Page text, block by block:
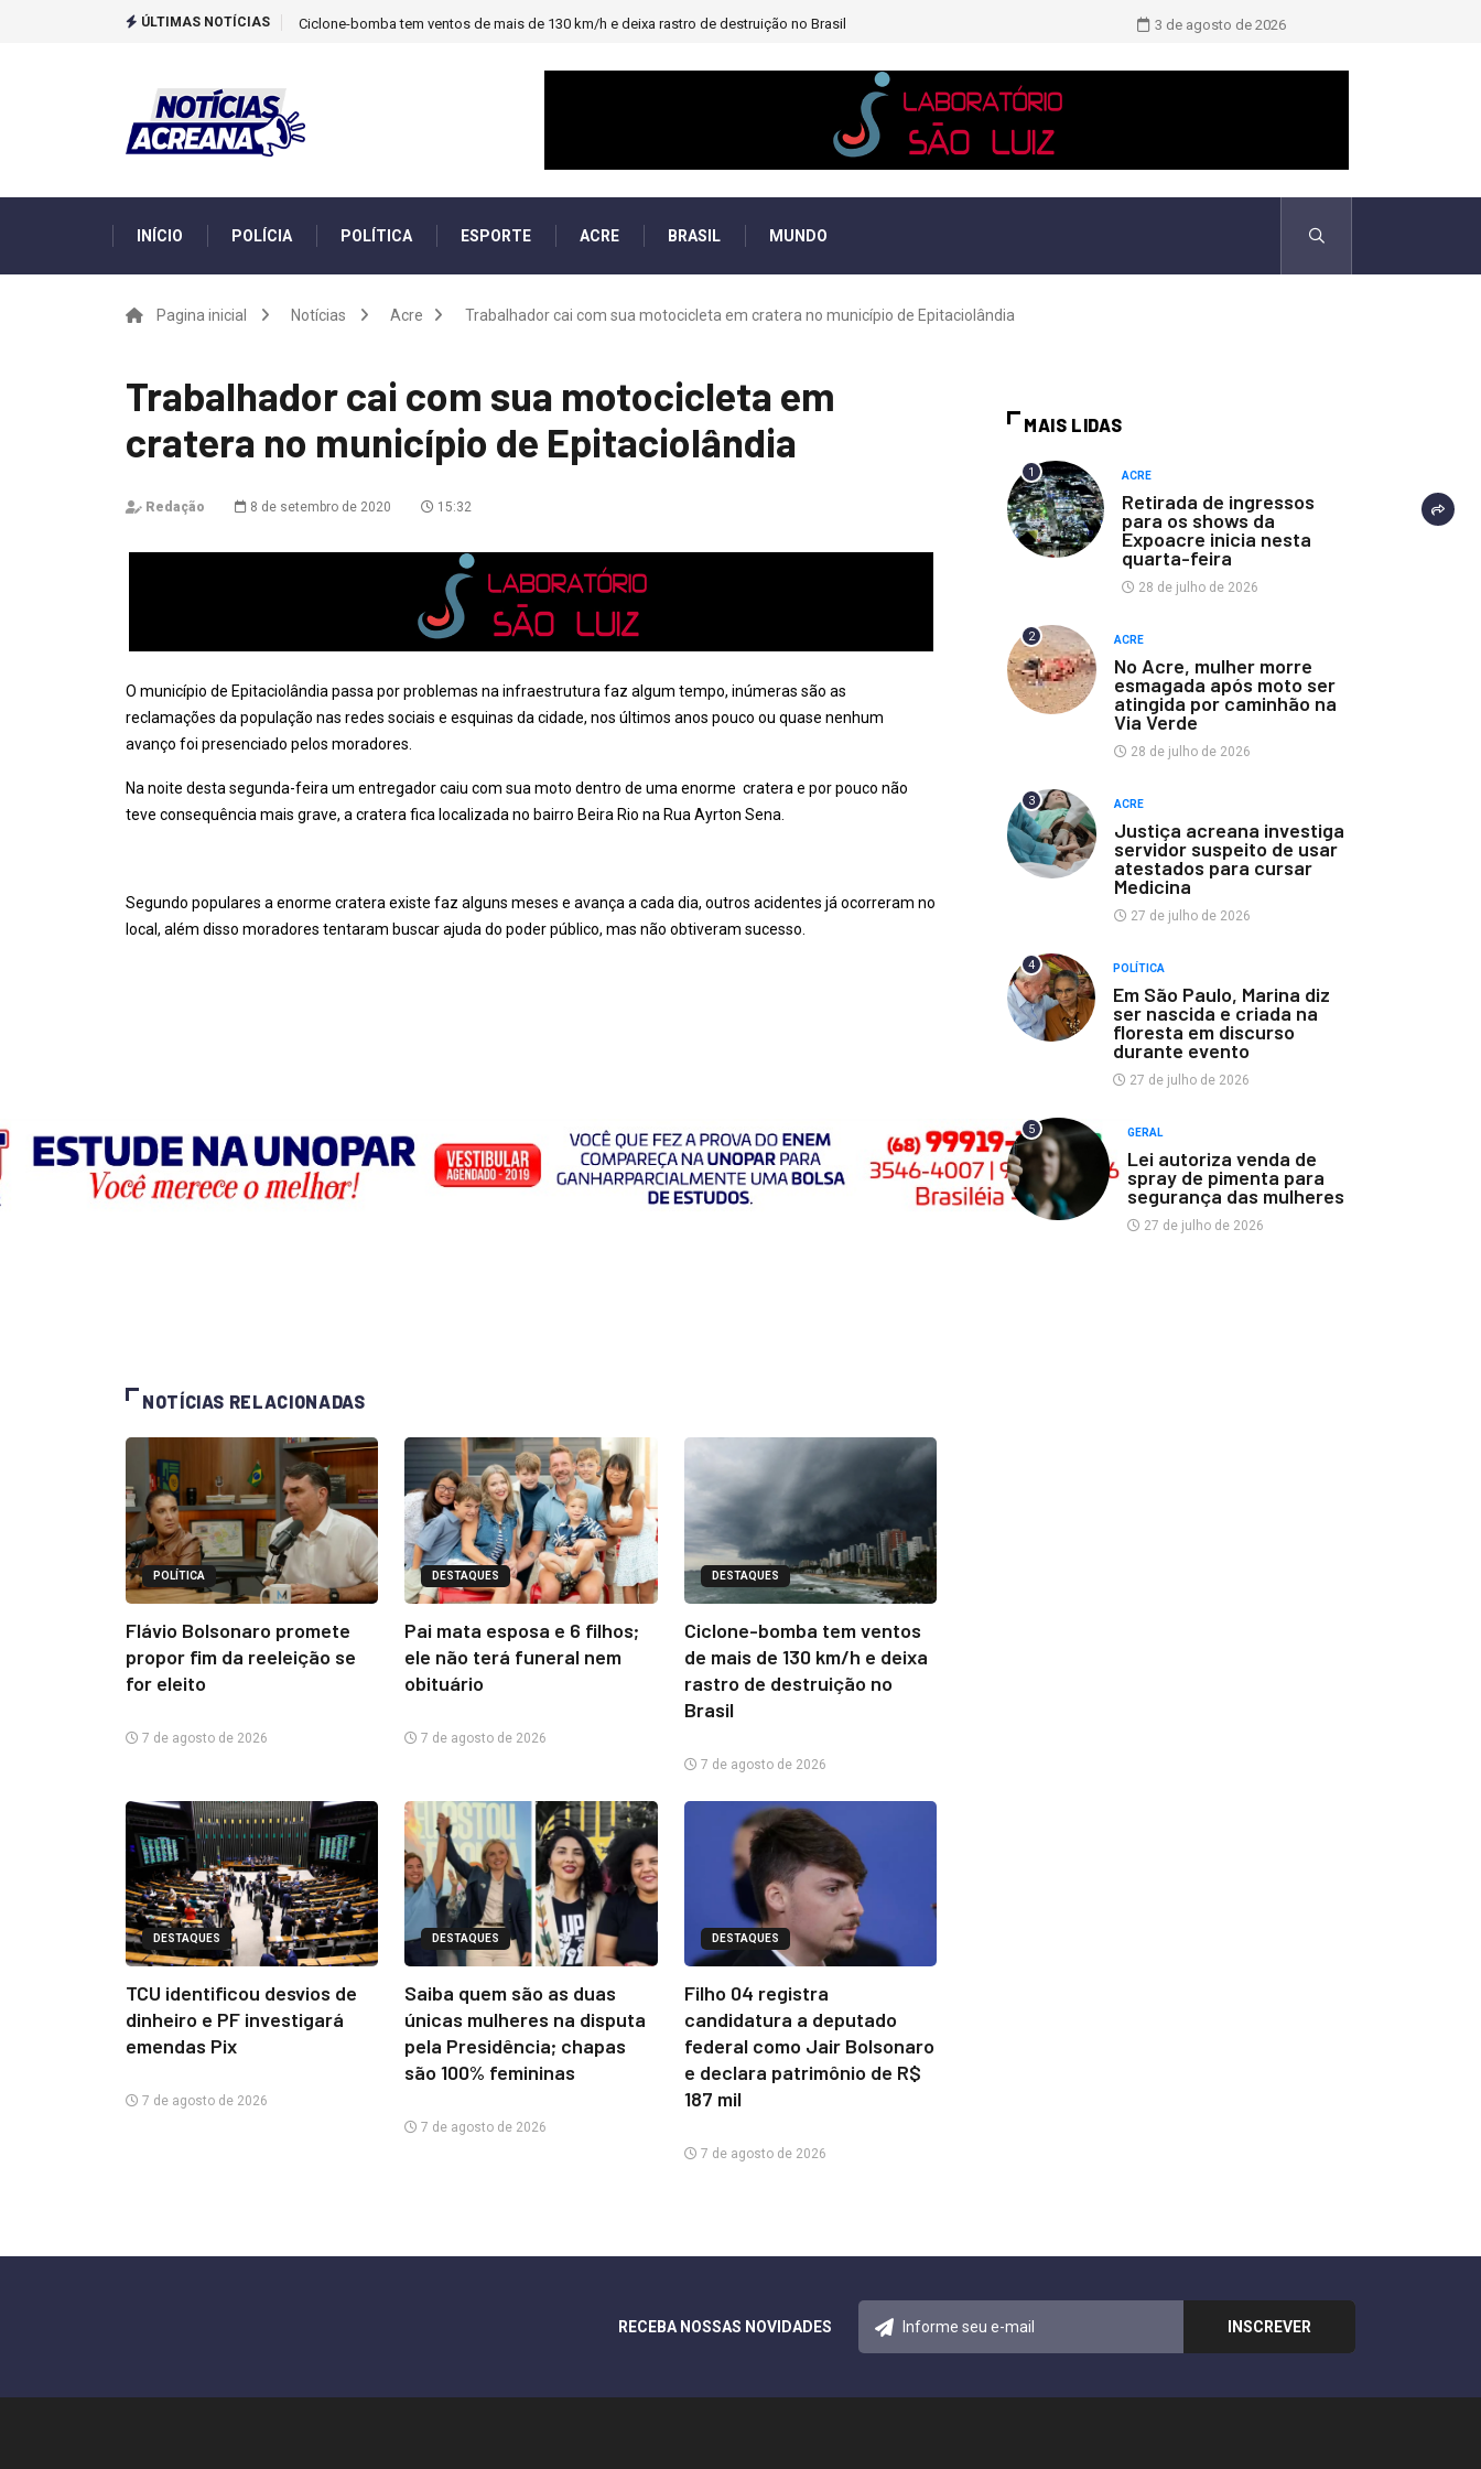
ÚLTIMAS NOTÍCIAS Ciclone-bomba tem ventos de mais de 130 km/h e deixa rastro de destruição no Brasil TCU identificou desvios de dinheiro
3 de agosto de 2026
INÍCIO POLÍCIA POLÍTICA ESPORTE ACRE BRASIL MUNDO
Pagina inicial Notícias Acre Trabalhador cai com sua motocicleta em cratera no município de Epitaciolândia
Trabalhador cai com sua motocicleta em
cratera no município de Epitaciolândia
Redação 8 de setembro de 2020 15:32
O município de Epitaciolândia passa por problemas na infraestrutura faz algum tempo, inúmeras são as
reclamações da população nas redes sociais e esquinas da cidade, nos últimos anos pouco ou quase nenhum
avanço foi presenciado pelos moradores.
Na noite desta segunda-feira um entregador caiu com sua moto dentro de uma enorme cratera e por pouco não
teve consequência mais grave, a cratera fica localizada no bairro Beira Rio na Rua Ayrton Sena.
Segundo populares a enorme cratera existe faz alguns meses e avança a cada dia, outros acidentes já ocorreram no
local, além disso moradores tentaram buscar ajuda do poder público, mas não obtiveram sucesso.
NOTÍCIAS RELACIONADAS
POLÍTICA
Flávio Bolsonaro promete
propor fim da reeleição se
for eleito
7 de agosto de 2026
DESTAQUES
Pai mata esposa e 6 filhos;
ele não terá funeral nem
obituário
7 de agosto de 2026
DESTAQUES
Ciclone-bomba tem ventos
de mais de 130 km/h e deixa
rastro de destruição no
Brasil
7 de agosto de 2026
DESTAQUES
TCU identificou desvios de
dinheiro e PF investigará
emendas Pix
7 de agosto de 2026
DESTAQUES
Saiba quem são as duas
únicas mulheres na disputa
pela Presidência; chapas
são 100% femininas
7 de agosto de 2026
DESTAQUES
Filho 04 registra
candidatura a deputado
federal como Jair Bolsonaro
e declara patrimônio de R$
187 mil
7 de agosto de 2026
MAIS LIDAS
1 ACRE
Retirada de ingressos
para os shows da
Expoacre inicia nesta
quarta-feira
28 de julho de 2026
2 ACRE
No Acre, mulher morre
esmagada após moto ser
atingida por caminhão na
Via Verde
28 de julho de 2026
3 ACRE
Justiça acreana investiga
servidor suspeito de usar
atestados para cursar
Medicina
27 de julho de 2026
4 POLÍTICA
Em São Paulo, Marina diz
ser nascida e criada na
floresta em discurso
durante evento
27 de julho de 2026
5 GERAL
Lei autoriza venda de
spray de pimenta para
segurança das mulheres
27 de julho de 2026
RECEBA NOSSAS NOVIDADES